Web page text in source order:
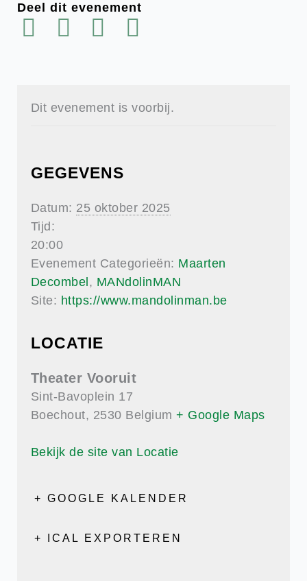
Deel dit evenement
Dit evenement is voorbij.
GEGEVENS
Datum: 25 oktober 2025
Tijd:
20:00
Evenement Categorieën: Maarten
Decombel , MANdolinMAN
Site: https://www.mandolinman.be
LOCATIE
Theater Vooruit
Sint-Bavoplein 17
Boechout, 2530 Belgium + Google Maps
Bekijk de site van Locatie
+ GOOGLE KALENDER
+ ICAL EXPORTEREN